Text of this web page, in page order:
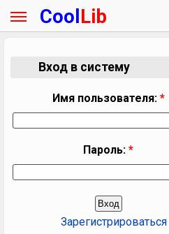
Cool Lib
Вход в систему
Имя пользователя: *
Пароль: *
Зарегистрироваться